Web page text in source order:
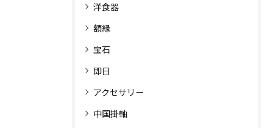
洋食器
額縁
宝石
即日
アクセサリー
中国掛軸